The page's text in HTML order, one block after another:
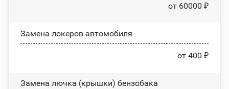
от 60000 ₽
Замена лoĸepoв автомобиля
от 400 ₽
Замена лючка (крышки) бензобака